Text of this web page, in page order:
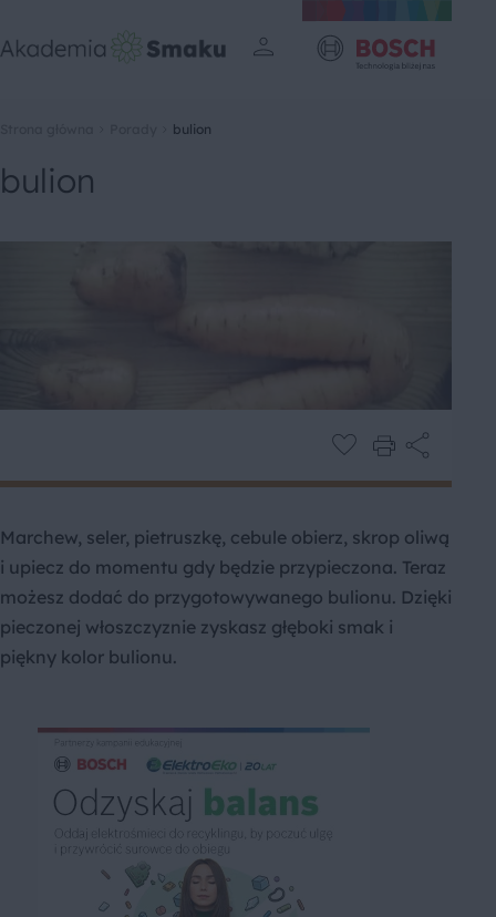
bulion
bulion
Marchew, seler, pietruszkę, cebule obierz, skrop oliwą
i upiecz do momentu gdy będzie przypieczona. Teraz
możesz dodać do przygotowywanego bulionu. Dzięki
pieczonej włoszczyznie zyskasz głęboki smak i
piękny kolor bulionu.